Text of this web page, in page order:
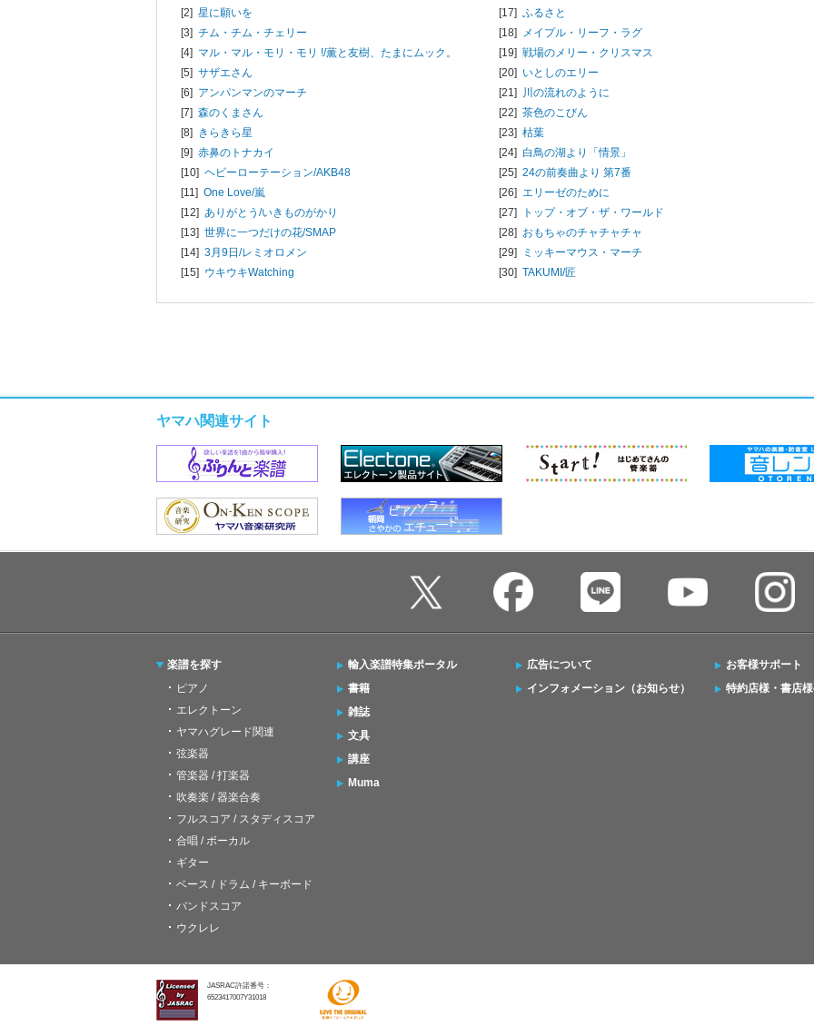
[2] 星に願いを
[3] チム・チム・チェリー
[4] マル・マル・モリ・モリ !/薫と友樹、たまにムック。
[5] サザエさん
[6] アンパンマンのマーチ
[7] 森のくまさん
[8] きらきら星
[9] 赤鼻のトナカイ
[10] ヘビーローテーション/AKB48
[11] One Love/嵐
[12] ありがとう/いきものがかり
[13] 世界に一つだけの花/SMAP
[14] 3月9日/レミオロメン
[15] ウキウキWatching
[17] ふるさと
[18] メイプル・リーフ・ラグ
[19] 戦場のメリー・クリスマス
[20] いとしのエリー
[21] 川の流れのように
[22] 茶色のこびん
[23] 枯葉
[24] 白鳥の湖より「情景」
[25] 24の前奏曲より 第7番
[26] エリーゼのために
[27]
トップ・オブ・ザ・ワールド
[28] おもちゃのチャチャチャ
[29]
ミッキーマウス・マーチ
[30] TAKUMI/匠
ヤマハ関連サイト
楽譜を探す
ピアノ
エレクトーン
ヤマハグレード関連
弦楽器
管楽器 / 打楽器
吹奏楽 / 器楽合奏
フルスコア / スタディスコア
合唱 / ボーカル
ギター
ベース / ドラム / キーボード
バンドスコア
ウクレレ
輸入楽譜特集ポータル
書籍
雑誌
文具
講座
Muma
広告について
インフォメーション（お知らせ）
お客様サポート
特約店様・書店
JASRAC許諾番号：
6523417007Y31018